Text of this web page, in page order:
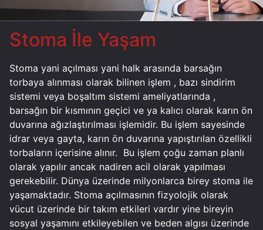
Stoma İle Yaşam
Stoma yani açılması yani halk arasında barsağın
torbaya alınması olarak bilinen işlem , bazı sindirim
sistemi veya boşaltım sistemi ameliyatlarında ,
barsağın bir kısmının geçici ve ya kalıcı olarak karın ön
duvarına ağızlaştırılması işlemidir. Bu işlem sayesinde
idrar veya gayta, karın ön duvarına yapıştırılan özellikli
torbaların içerisine alınır. Bu işlem çoğu zaman planlı
olarak yapılır ancak nadiren acil olarak yapılması
gerekebilir. Dünya üzerinde milyonlarca birey stoma ile
yaşamaktadır. Stoma açılmasının fizyolojik olarak
vücut üzerinde bir takım etkileri vardır yine bireyin
sosyal yaşamını etkileyebilen ve beden algısı üzerinde